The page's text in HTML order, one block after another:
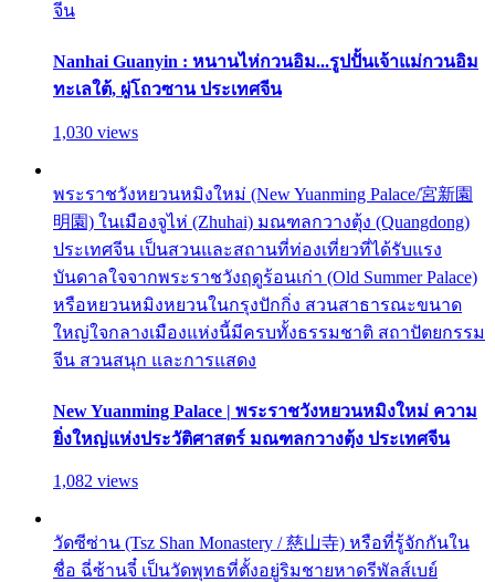
จีน
Nanhai Guanyin : หนานไห่กวนอิม...รูปปั้นเจ้าแม่กวนอิม
ทะเลใต้, ผู่โถวซาน ประเทศจีน
1,030 views
พระราชวังหยวนหมิงใหม่ (New Yuanming Palace/宮新園
明園) ในเมืองจูไห่ (Zhuhai) มณฑลกวางตุ้ง (Quangdong)
ประเทศจีน เป็นสวนและสถานที่ท่องเที่ยวที่ได้รับแรง
บันดาลใจจากพระราชวังฤดูร้อนเก่า (Old Summer Palace)
หรือหยวนหมิงหยวนในกรุงปักกิ่ง สวนสาธารณะขนาด
ใหญ่ใจกลางเมืองแห่งนี้มีครบทั้งธรรมชาติ สถาปัตยกรรม
จีน สวนสนุก และการแสดง
New Yuanming Palace | พระราชวังหยวนหมิงใหม่ ความ
ยิ่งใหญ่แห่งประวัติศาสตร์ มณฑลกวางตุ้ง ประเทศจีน
1,082 views
วัดซีซ่าน (Tsz Shan Monastery / 慈山寺) หรือที่รู้จักกันใน
ชื่อ ฉี่ซ้านจี๋ เป็นวัดพุทธที่ตั้งอยู่ริมชายหาดรีพัลส์เบย์